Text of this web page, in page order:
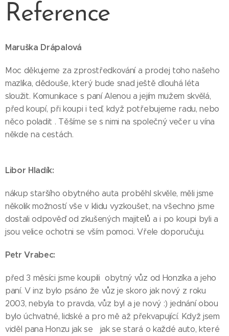
Reference
Maruška Drápalová
Moc děkujeme za zprostředkování a prodej toho našeho
mazlíka, dědouše, který bude snad ještě dlouhá léta
sloužit. Komunikace s paní Alenou a jejím mužem skvělá,
před koupí, při koupi i teď, když potřebujeme radu, nebo
něco poladit . Těšíme se s nimi na společný večer u vína
někde na cestách.
Libor Hladík:
nákup staršího obytného auta proběhl skvěle, měli jsme
několik možností vše v klidu vyzkoušet, na všechno jsme
dostali odpověď od zkušených majitelů a i po koupi byli a
jsou velice ochotni se vším pomoci. Vřele doporučuju.
Petr Vrabec:
před 3 měsíci jsme koupili obytný vůz od Honzíka a jeho
paní. V inz bylo psáno že vůz je skoro jak nový z roku
2003, nebyla to pravda, vůz byl a je nový :) jednání obou
bylo úchvatné, lidské a pro mě až překvapující. Když jsem
viděl pana Honzu jak se jak se stará o každé auto, které